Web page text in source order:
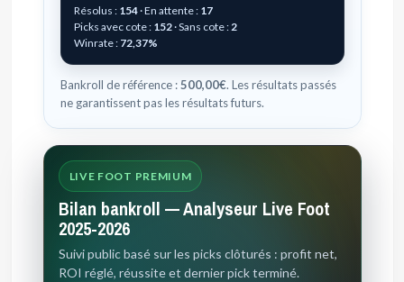
Résolus : 154· En attente : 17
Picks avec cote : 152· Sans cote : 2
Winrate : 72,37%
Bankroll de référence :500,00€. Les résultats passés
ne garantissent pas les résultats futurs.
LIVE FOOT PREMIUM
Bilan bankroll — Analyseur Live Foot
2025-2026
Suivi public basé sur les picks clôturés : profit net,
ROI réglé, réussite et dernier pick terminé.